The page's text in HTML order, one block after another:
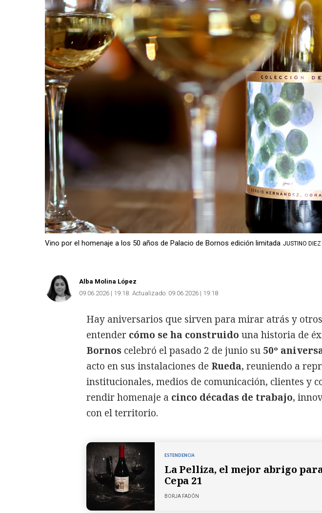
Vino por el homenaje a los 50 años de Palacio de Bornos edición limitada JUSTINO DIEZ
Alba Molina López
09.06.2026 | 19:18 Actualizado: 09.06.2026 | 19:18
Hay aniversarios que sirven para mirar atrás y
entender cómo se ha construido una historia de
Bornos celebró el pasado 2 de junio su 50º
acto en sus instalaciones de Rueda, reuniendo a
institucionales, medios de comunicación, clientes y
rendir homenaje a cinco décadas de trabajo,
con el territorio.
ESTENDENCIA
La Pelliza, el mejor abrigo
Cepa 21
BORJA FADÓN